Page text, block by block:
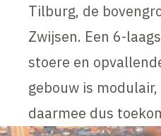
Tilburg, de
Zwijsen. Een 6-
stoere en
gebouw is
daarmee dus